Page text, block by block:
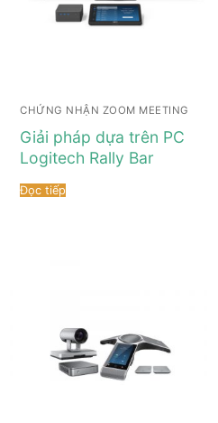
CHỨNG NHẬN ZOOM MEETING
Giải pháp dựa trên PC
Logitech Rally Bar
Đọc tiếp